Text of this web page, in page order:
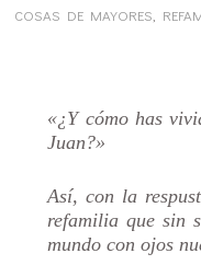
COSAS DE MAYORES
«¿Y cómo has
Juan?»
Así, con la
refamilia que sin
mundo con ojos